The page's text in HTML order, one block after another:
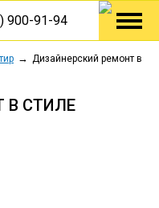
900-91-94
Дизайнерский ремонт в
В СТИЛЕ